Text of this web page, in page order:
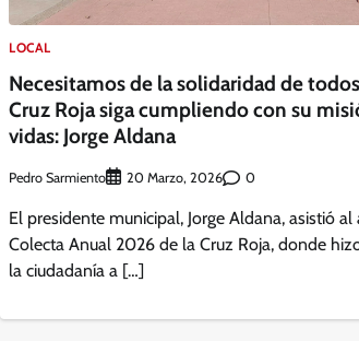
LOCAL
Necesitamos de la solidaridad de
Cruz Roja siga cumpliendo con su
vidas: Jorge Aldana
Pedro Sarmiento 20 Marzo, 2026 0
El presidente municipal, Jorge Aldana, asistió
Colecta Anual 2026 de la Cruz Roja, donde
la ciudadanía a […]